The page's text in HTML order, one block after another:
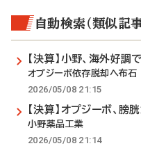
自動検索（類似記
【決算】小野、海外好調
オプジーボ依存脱却へ布石
2026/05/08 21:15
【決算】オプジーボ、
小野薬品工業
2026/05/08 21:14